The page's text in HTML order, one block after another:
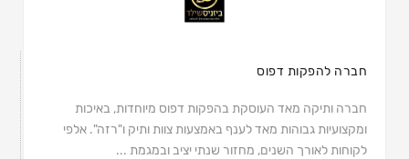
חברה להפקות דפוס
חברה ותיקה מאד העוסקת בהפקות דפוס מיוחדות, באיכות
ומקצועיות גבוהות מאד לענף באמצעות צוות ותיק ו"רזה". אלפי
לקוחות לאורך השנים, מחזור שנתי יציב ובמגמת ...